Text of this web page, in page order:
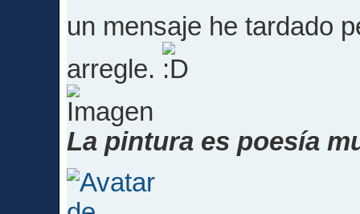
un mensaje he tardado
arregle.
La pintura es poesía